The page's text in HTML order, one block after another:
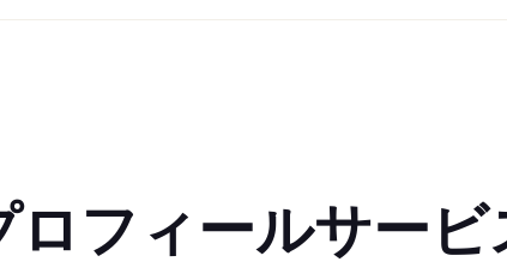
ロフィールサービ